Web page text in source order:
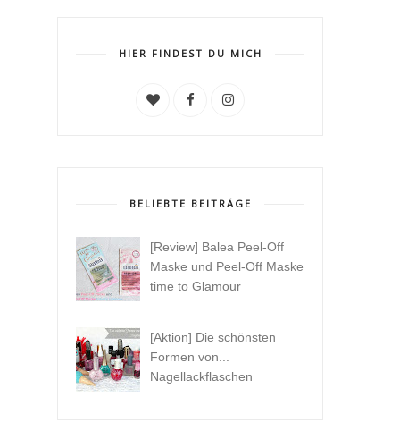
HIER FINDEST DU MICH
BELIEBTE BEITRÄGE
[Review] Balea Peel-Off
Maske und Peel-Off Maske
time to Glamour
[Aktion] Die schönsten
Formen von...
Nagellackflaschen